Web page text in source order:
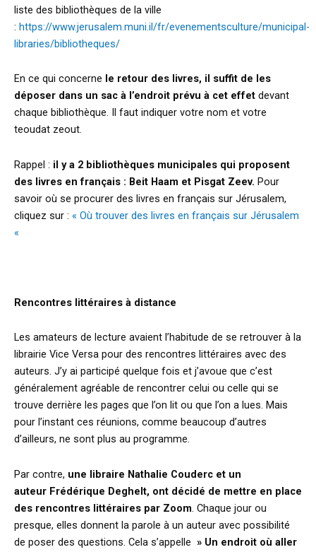
liste des bibliothèques de la ville
: https://www.jerusalem.muni.il/fr/evenementsculture/municipal-
libraries/bibliotheques/
En ce qui concerne le retour des livres, il suffit de les
déposer dans un sac à l’endroit prévu à cet effet devant
chaque bibliothèque. Il faut indiquer votre nom et votre
teoudat zeout.
Rappel : il y a 2 bibliothèques municipales qui proposent
des livres en français : Beit Haam et Pisgat Zeev. Pour
savoir où se procurer des livres en français sur Jérusalem,
cliquez sur : « Où trouver des livres en français sur Jérusalem
«
Rencontres littéraires à distance
Les amateurs de lecture avaient l’habitude de se retrouver à la
librairie Vice Versa pour des rencontres littéraires avec des
auteurs. J’y ai participé quelque fois et j’avoue que c’est
généralement agréable de rencontrer celui ou celle qui se
trouve derrière les pages que l’on lit ou que l’on a lues. Mais
pour l’instant ces réunions, comme beaucoup d’autres
d’ailleurs, ne sont plus au programme.
Par contre, une libraire Nathalie Couderc et un
auteur Frédérique Deghelt, ont décidé de mettre en place
des rencontres littéraires par Zoom. Chaque jour ou
presque, elles donnent la parole à un auteur avec possibilité
de poser des questions. Cela s’appelle » Un endroit où aller